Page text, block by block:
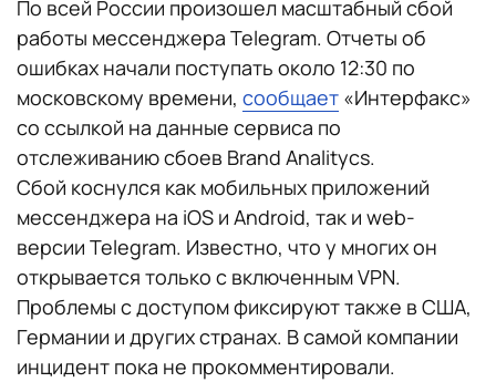
По всей России произошел масштабный сбой
работы мессенджера Telegram. Отчеты об
ошибках начали поступать около 12:30 по
московскому времени, сообщает «Интерфакс»
со ссылкой на данные сервиса по
отслеживанию сбоев Brand Analitycs.
Сбой коснулся как мобильных приложений
мессенджера на iOS и Android, так и web-
версии Telegram. Известно, что у многих он
открывается только с включенным VPN.
Проблемы с доступом фиксируют также в США,
Германии и других странах. В самой компании
инцидент пока не прокомментировали.